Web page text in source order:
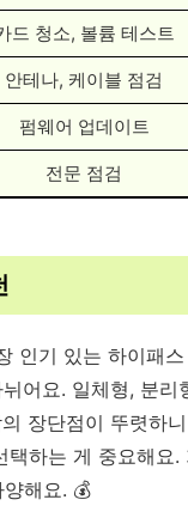
드 청소, 볼륨 테스트
안테나, 케이블 점검
펌웨어 업데이트
전문 점검
인기 있는 하이패
어요. 일체형, 분리
장단점이 뚜렷하
택하는 게 중요해요.
해요. 💰